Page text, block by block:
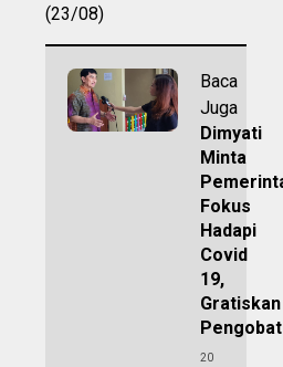
(23/08)
Baca
Juga
Dimyati
Minta
Fokus
Hadapi
Covid
19,
Gratiskan
20